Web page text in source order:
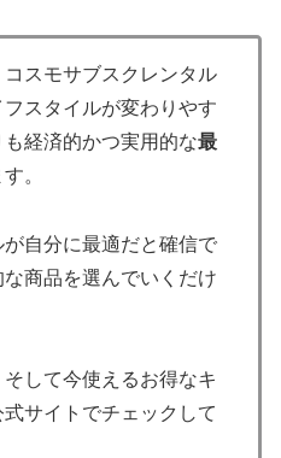
スモサブスクレンタル
スタイルが変わりやす
経済的かつ実用的な最
。
自分に最適だと確信で
商品を選んでいくだけ
して今使えるお得なキ
サイトでチェックして